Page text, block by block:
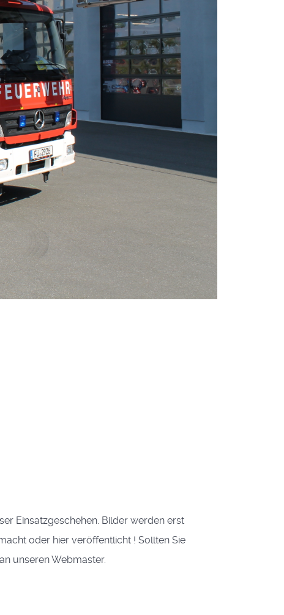
Einsatzgeschehen. Bilder werden erst
oder hier veröffentlicht ! Sollten Sie
unseren Webmaster.